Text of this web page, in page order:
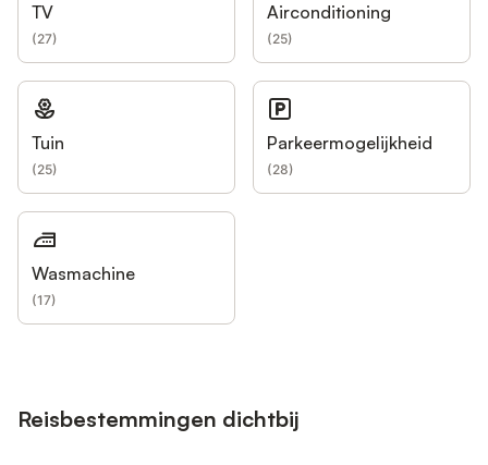
TV
(27)
Airconditioning
(25)
Tuin
(25)
Parkeermogelijkheid
(28)
Wasmachine
(17)
Reisbestemmingen dichtbij